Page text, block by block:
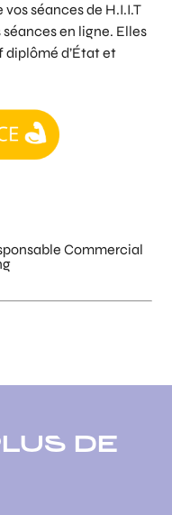
séances de H.I.I.T
en ligne. Elles
diplômé d’État et
Commercial
DE